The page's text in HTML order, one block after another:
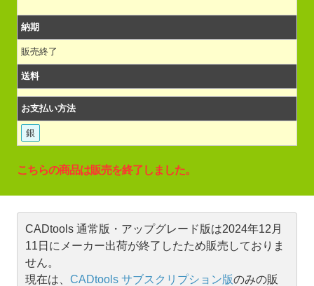
納期
販売終了
送料
お支払い方法
銀
こちらの商品は販売を終了しました。
CADtools 通常版・アップグレード版は2024年12月
11日にメーカー出荷が終了したため販売しておりま
せん。
現在は、 CADtools サブスクリプション版のみの販